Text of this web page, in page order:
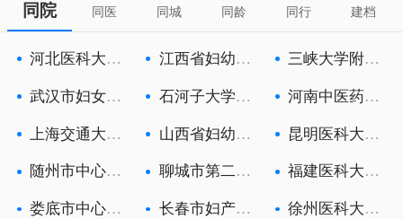
同院 同医 同城 同龄 同行 建档
河北医科大学
江西省妇幼保
三峡大学附属
武汉市妇女儿
石河子大学医
河南中医药大
上海交通大学
山西省妇幼保
昆明医科大学
随州市中心医
聊城市第二人
福建医科大学
娄底市中心医
长春市妇产医
徐州医科大学